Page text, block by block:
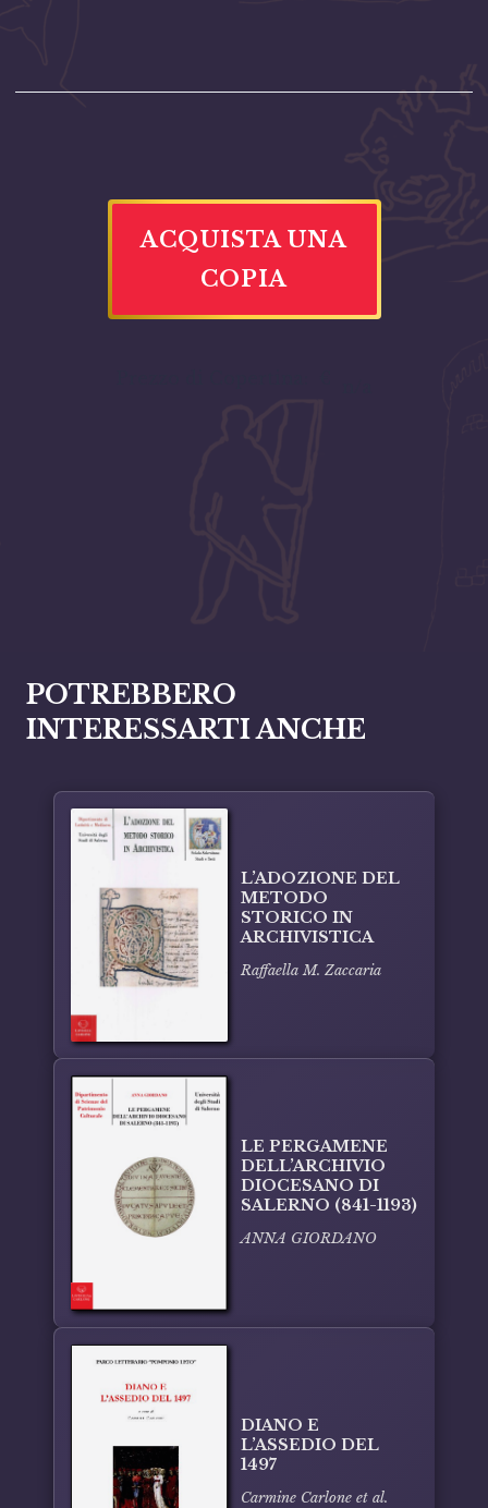
ACQUISTA UNA
COPIA
POTREBBERO
INTERESSARTI ANCHE
L’ADOZIONE DEL
METODO
STORICO IN
ARCHIVISTICA
Raffaella M. Zaccaria
LE PERGAMENE
DELL’ARCHIVIO
DIOCESANO DI
SALERNO (841-1193)
ANNA GIORDANO
DIANO E
L’ASSEDIO DEL
1497
Carmine Carlone et al.